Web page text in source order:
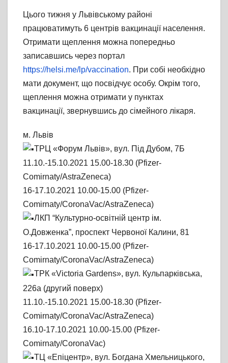
Цього тижня у Львівському районі
працюватимуть 6 центрів вакцинації населення.
Отримати щеплення можна попередньо
записавшись через портал
https://helsi.me/lp/vaccination. При собі необхідно
мати документ, що посвідчує особу. Окрім того,
щеплення можна отримати у пунктах
вакцинації, звернувшись до сімейного лікаря.
м. Львів
ТРЦ «Форум Львів», вул. Під Дубом, 7Б
11.10.-15.10.2021 15.00-18.30 (Pfizer-
Comirnaty/AstraZeneca)
16-17.10.2021 10.00-15.00 (Pfizer-
Comirnaty/CoronaVac/AstraZeneca)
ЛКП “Культурно-освітній центр ім.
О.Довженка”, проспект Червоної Калини, 81
16-17.10.2021 10.00-15.00 (Pfizer-
Comirnaty/CoronaVac/AstraZeneca)
ТРК «Victoria Gardens», вул. Кульпарківська,
226а (другий поверх)
11.10.-15.10.2021 15.00-18.30 (Pfizer-
Comirnaty/CoronaVac/AstraZeneca)
16.10-17.10.2021 10.00-15.00 (Pfizer-
Comirnaty/CoronaVac)
ТЦ «Епіцентр», вул. Богдана Хмельницького,